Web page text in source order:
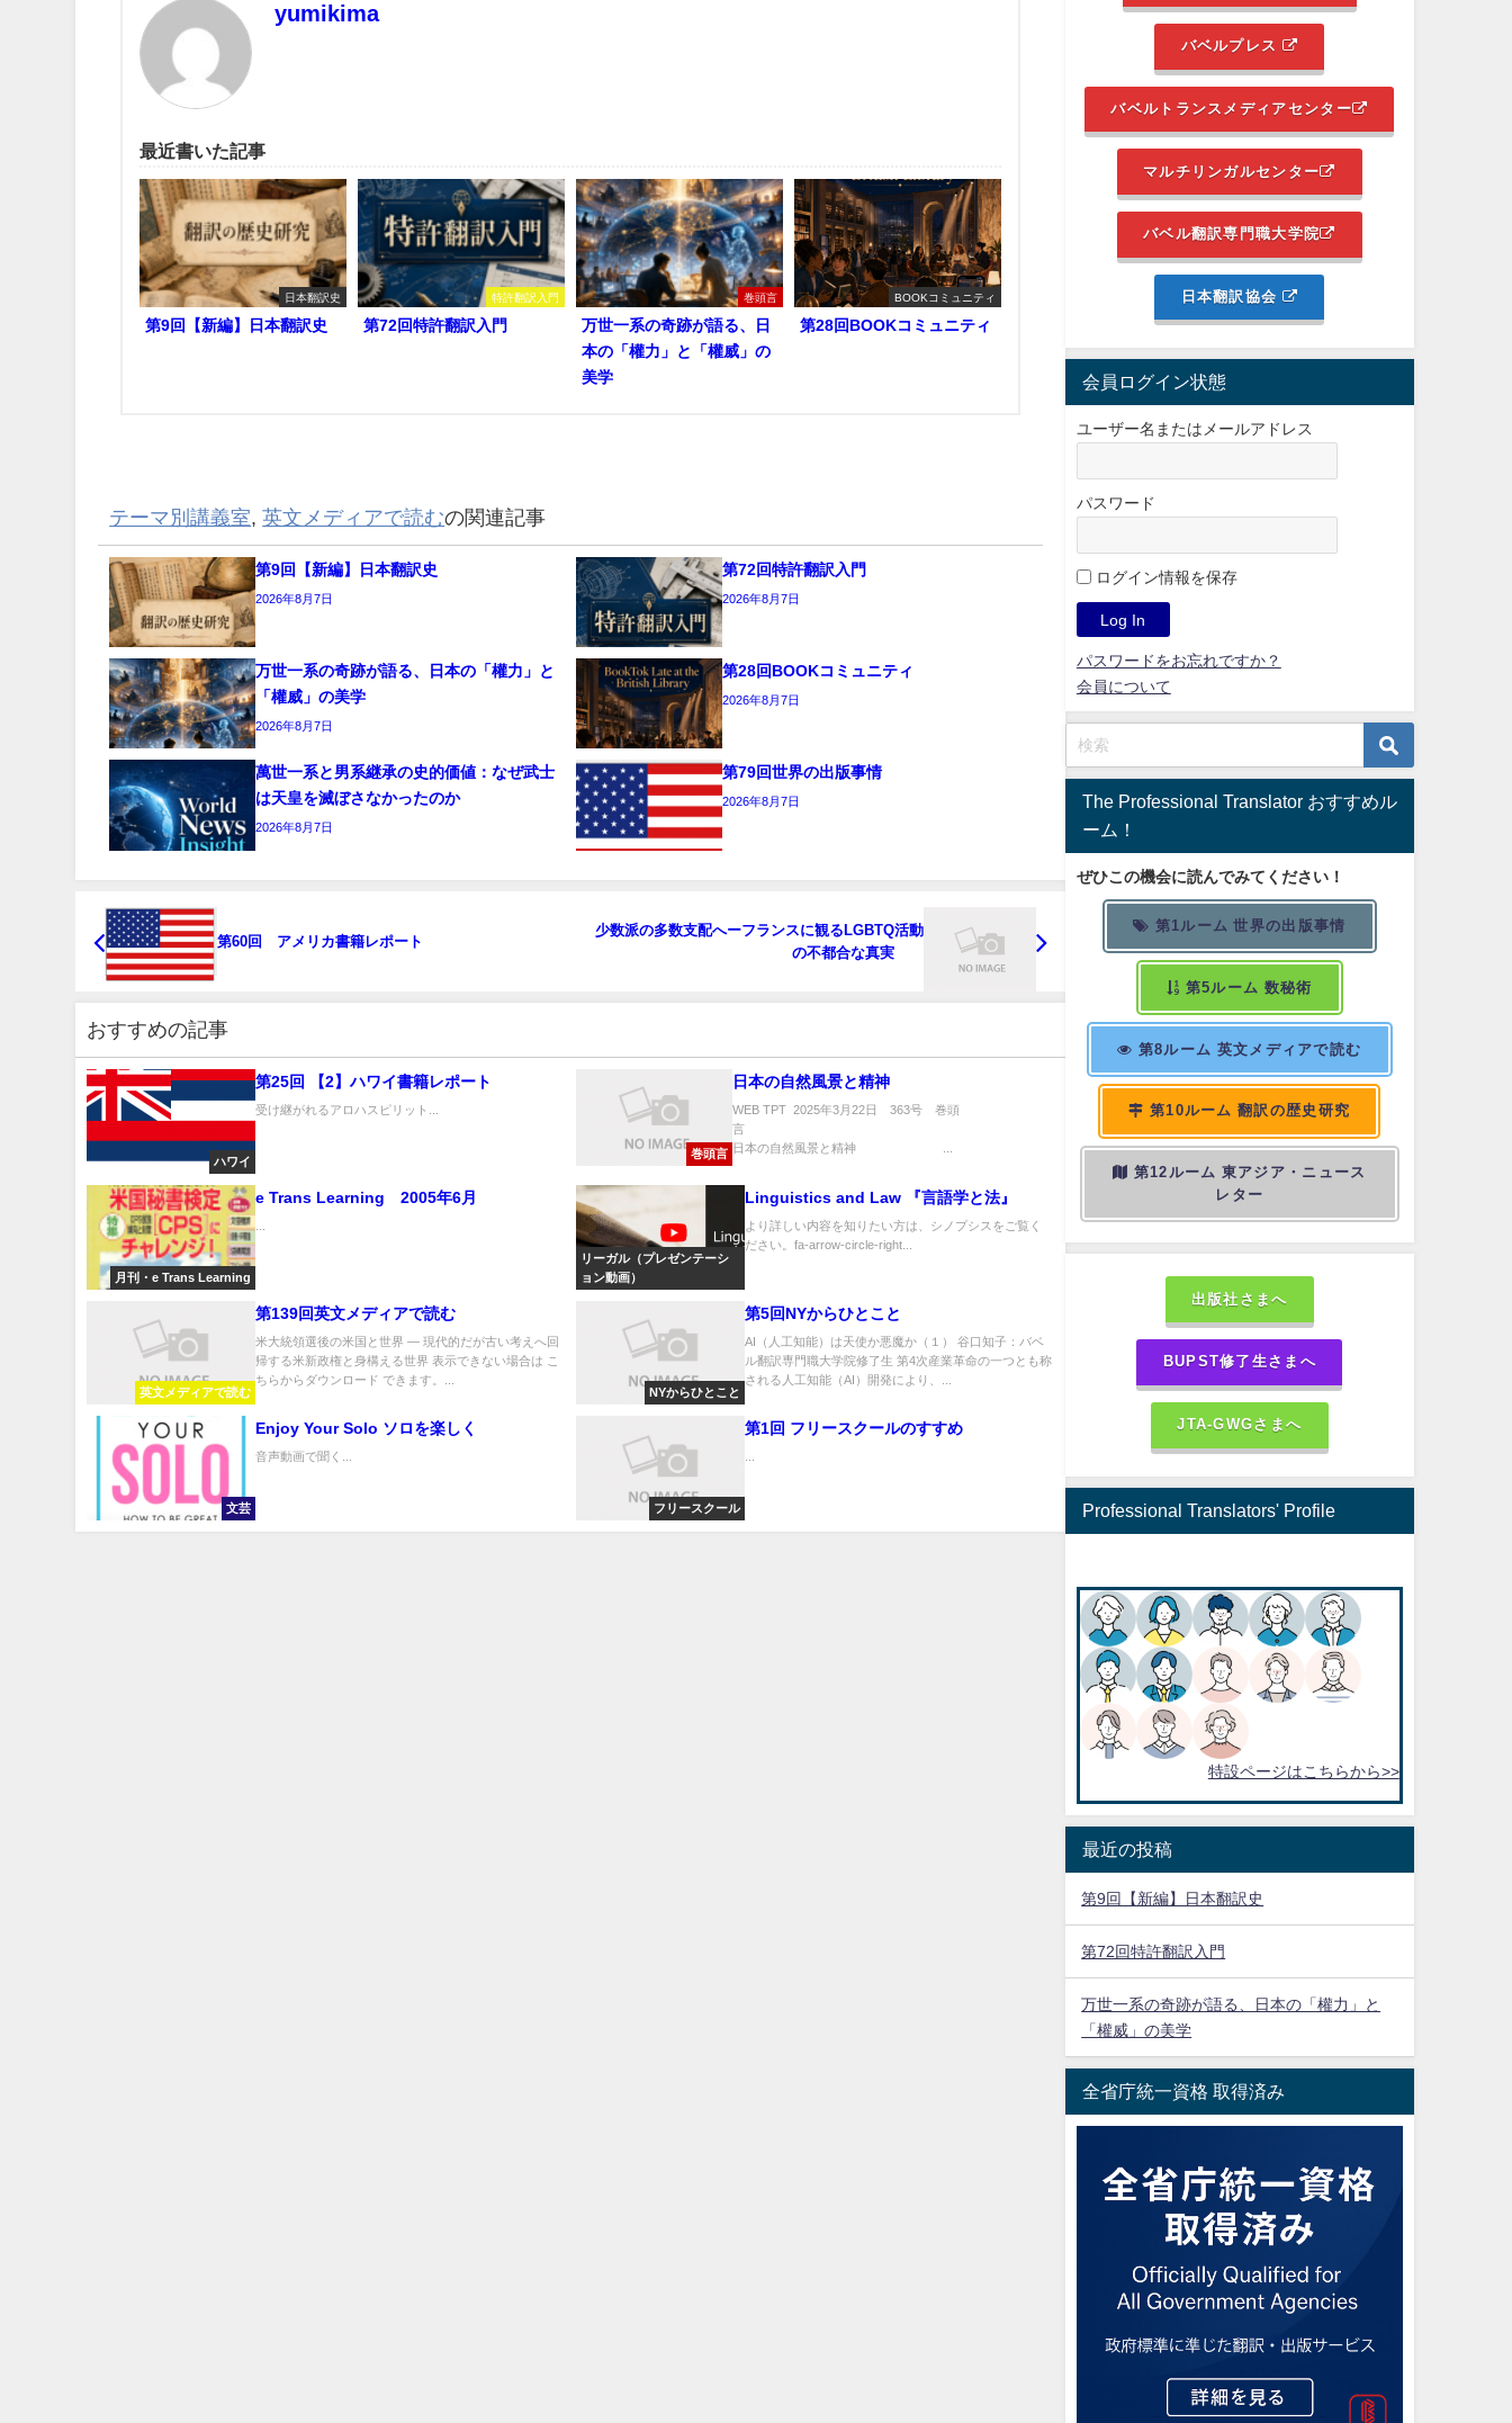
yumikima
最近書いた記事
日本翻訳史
第9回【新編】日本翻訳史
特許翻訳入門
第72回特許翻訳入門
巻頭言
万世一系の奇跡が語る、日
本の「權力」と「權威」の
美学
BOOKコミュニティ
第28回BOOKコミュニティ
テーマ別講義室,英文メディアで読むの関連記事
第9回【新編】日本翻訳史
2026年8月7日
第72回特許翻訳入門
2026年8月7日
万世一系の奇跡が語る、日本の「權力」と
「權威」の美学
2026年8月7日
第28回BOOKコミュニティ
2026年8月7日
萬世一系と男系継承の史的価値：なぜ武士
は天皇を滅ぼさなかったのか
2026年8月7日
第79回世界の出版事情
2026年8月7日
第60回 アメリカ書籍レポート
少数派の多数支配へーフランスに観るLGBTQ活動
の不都合な真実
おすすめの記事
ハワイ
第25回 【2】ハワイ書籍レポート
受け継がれるアロハスピリット...
巻頭言
日本の自然風景と精神
WEB TPT 2025年3月22日 363号 巻頭
言
日本の自然風景と精神 ...
月刊・e Trans Learning
e Trans Learning 2005年6月
リーガル（プレゼンテーシ
ョン動画）
Linguistics and Law 『言語学と法』
より詳しい内容を知りたい方は、シノプシスをご覧く
ださい。fa-arrow-circle-right...
英文メディアで読む
第139回英文メディアで読む
米大統領選後の米国と世界 ― 現代的だが古い考えへ回
帰する米新政権と身構える世界 表示できない場合は こ
ちらからダウンロード できます。...
NYからひとこと
第5回NYからひとこと
AI（人工知能）は天使か悪魔か（１） 谷口知子：バベ
ル翻訳専門職大学院修了生 第4次産業革命の一つとも称
される人工知能（AI）開発により、...
文芸
Enjoy Your Solo ソロを楽しく
音声動画で聞く...
フリースクール
第1回 フリースクールのすすめ
...
バベルプレス
バベルトランスメディアセンター
マルチリンガルセンター
バベル翻訳専門職大学院
日本翻訳協会
会員ログイン状態
ユーザー名またはメールアドレス
パスワード
ログイン情報を保存
パスワードをお忘れですか？
会員について
The Professional Translator おすすめル
ーム！
ぜひこの機会に読んでみてください！
第1ルーム 世界の出版事情
第5ルーム 数秘術
第8ルーム 英文メディアで読む
第10ルーム 翻訳の歴史研究
第12ルーム 東アジア・ニュース
レター
出版社さまへ
BUPST修了生さまへ
JTA-GWGさまへ
Professional Translators' Profile
特設ページはこちらから>>
最近の投稿
第9回【新編】日本翻訳史
第72回特許翻訳入門
万世一系の奇跡が語る、日本の「權力」と
「權威」の美学
全省庁統一資格 取得済み